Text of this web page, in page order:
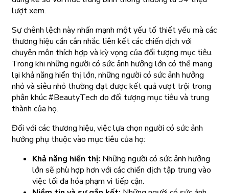
lượt xem.
Sự chênh lệch này nhấn mạnh một yếu tố thiết yếu mà các
thương hiệu cần cân nhắc: liên kết các chiến dịch với
chuyên môn thích hợp và kỳ vọng của đối tượng mục tiêu.
Trong khi những người có sức ảnh hưởng lớn có thể mang
lại khả năng hiển thị lớn, những người có sức ảnh hưởng
nhỏ và siêu nhỏ thường đạt được kết quả vượt trội trong
phân khúc #BeautyTech do đối tượng mục tiêu và trung
thành của họ.
Đối với các thương hiệu, việc lựa chọn người có sức ảnh
hưởng phụ thuộc vào mục tiêu của họ:
Khả năng hiển thị: Những người có sức ảnh hưởng
lớn sẽ phù hợp hơn với các chiến dịch tập trung vào
việc tối đa hóa phạm vi tiếp cận.